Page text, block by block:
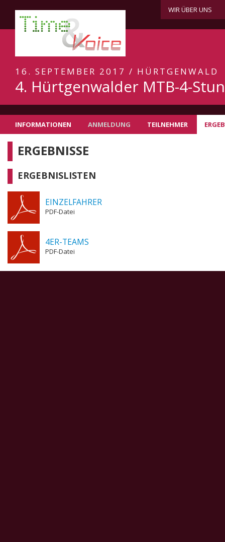
WIR ÜBER UNS
16. SEPTEMBER 2017 / HÜRTGENWALD
4. Hürtgenwalder MTB-4-
INFORMATIONEN ANMELDUNG TEILNEHMER
ERGEBNISSE
ERGEBNISLISTEN
EINZELFAHRER
PDF-Datei
4ER-TEAMS
PDF-Datei